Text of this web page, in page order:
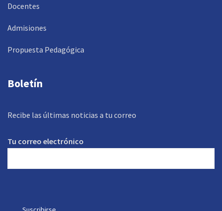
Docentes
Admisiones
Propuesta Pedagógica
Boletín
Recibe las últimas noticias a tu correo
Tu correo electrónico